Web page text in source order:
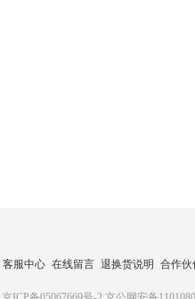
客服中心 在线留言 退换货说明 合作伙